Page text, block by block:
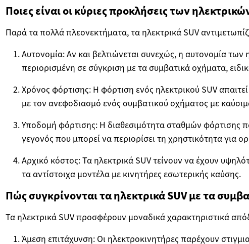
Ποιες είναι οι κύριες προκλήσεις των
Παρά τα πολλά πλεονεκτήματα, τα ηλεκτρικά SUV
Αυτονομία: Αν και βελτιώνεται συνεχώς, η αυτονομία των
περιορισμένη σε σύγκριση με τα συμβατικά οχήματα,
Χρόνος φόρτισης: Η φόρτιση ενός ηλεκτρικού SUV
με τον ανεφοδιασμό ενός συμβατικού οχήματος με
Υποδομή φόρτισης: Η διαθεσιμότητα σταθμών φόρτισης
γεγονός που μπορεί να περιορίσει τη χρηστικότητα για
Αρχικό κόστος: Τα ηλεκτρικά SUV τείνουν να έχουν
τα αντίστοιχα μοντέλα με κινητήρες εσωτερικής καύσης.
Πώς συγκρίνονται τα ηλεκτρικά SUV με τα
Τα ηλεκτρικά SUV προσφέρουν μοναδικά χαρακτηριστικά
Άμεση επιτάχυνση: Οι ηλεκτροκινητήρες παρέχουν